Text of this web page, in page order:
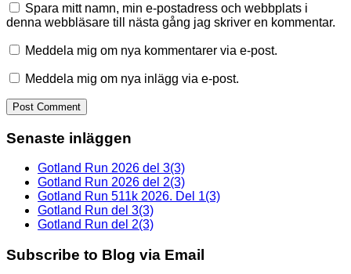
Spara mitt namn, min e-postadress och webbplats i
denna webbläsare till nästa gång jag skriver en kommentar.
Meddela mig om nya kommentarer via e-post.
Meddela mig om nya inlägg via e-post.
Senaste inläggen
Gotland Run 2026 del 3(3)
Gotland Run 2026 del 2(3)
Gotland Run 511k 2026. Del 1(3)
Gotland Run del 3(3)
Gotland Run del 2(3)
Subscribe to Blog via Email